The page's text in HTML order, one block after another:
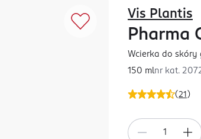
(21 )
Vis Plantis
Pharma
Wcierka do skóry
150 mlnr kat.